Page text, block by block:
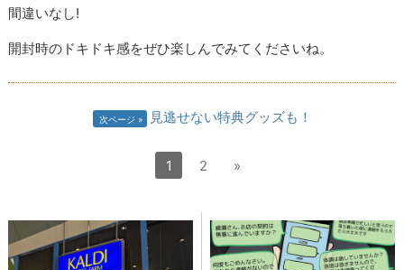
間違いなし!
開封時のドキドキ感をぜひ楽しんでみてくださいね。
次ページ 見逃せない特典グッズも！
1 2 »